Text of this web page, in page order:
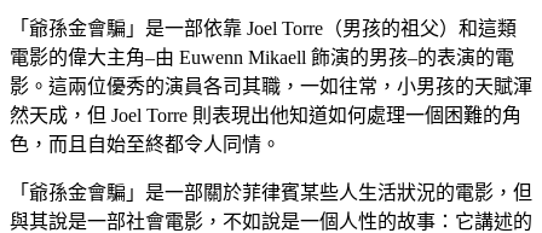
「爺孫金會騙」是一部依靠 Joel Torre（男孩的祖父）和這類
電影的偉大主角–由 Euwenn Mikaell 飾演的男孩–的表演的電
影。這兩位優秀的演員各司其職，一如往常，小男孩的天賦渾
然天成，但 Joel Torre 則表現出他知道如何處理一個困難的角
色，而且自始至終都令人同情。
「爺孫金會騙」是一部關於菲律賓某些人生活狀況的電影，但
與其說是一部社會電影，不如說是一個人性的故事：它講述的